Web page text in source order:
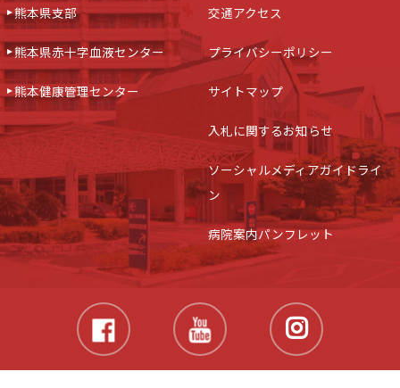
熊本県支部
熊本県赤十字血液センター
熊本健康管理センター
交通アクセス
プライバシーポリシー
サイトマップ
入札に関するお知らせ
ソーシャルメディアガイドライ
ン
病院案内パンフレット